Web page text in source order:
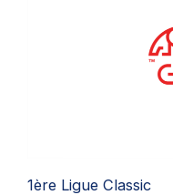
1ère Ligue Classic